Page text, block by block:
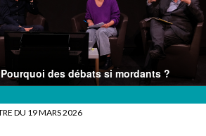
des débats si mordants ?
DU 19 MARS 2026